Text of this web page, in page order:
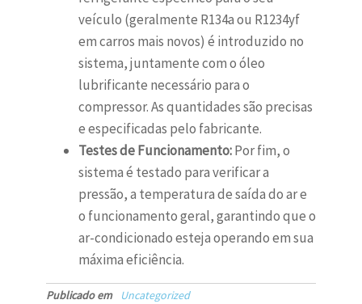
veículo (geralmente R134a ou R1234yf
em carros mais novos) é introduzido no
sistema, juntamente com o óleo
lubrificante necessário para o
compressor. As quantidades são precisas
e especificadas pelo fabricante.
Testes de Funcionamento:Por fim, o
sistema é testado para verificar a
pressão, a temperatura de saída do ar e
o funcionamento geral, garantindo que o
ar-condicionado esteja operando em sua
máxima eficiência.
Publicado em Uncategorized